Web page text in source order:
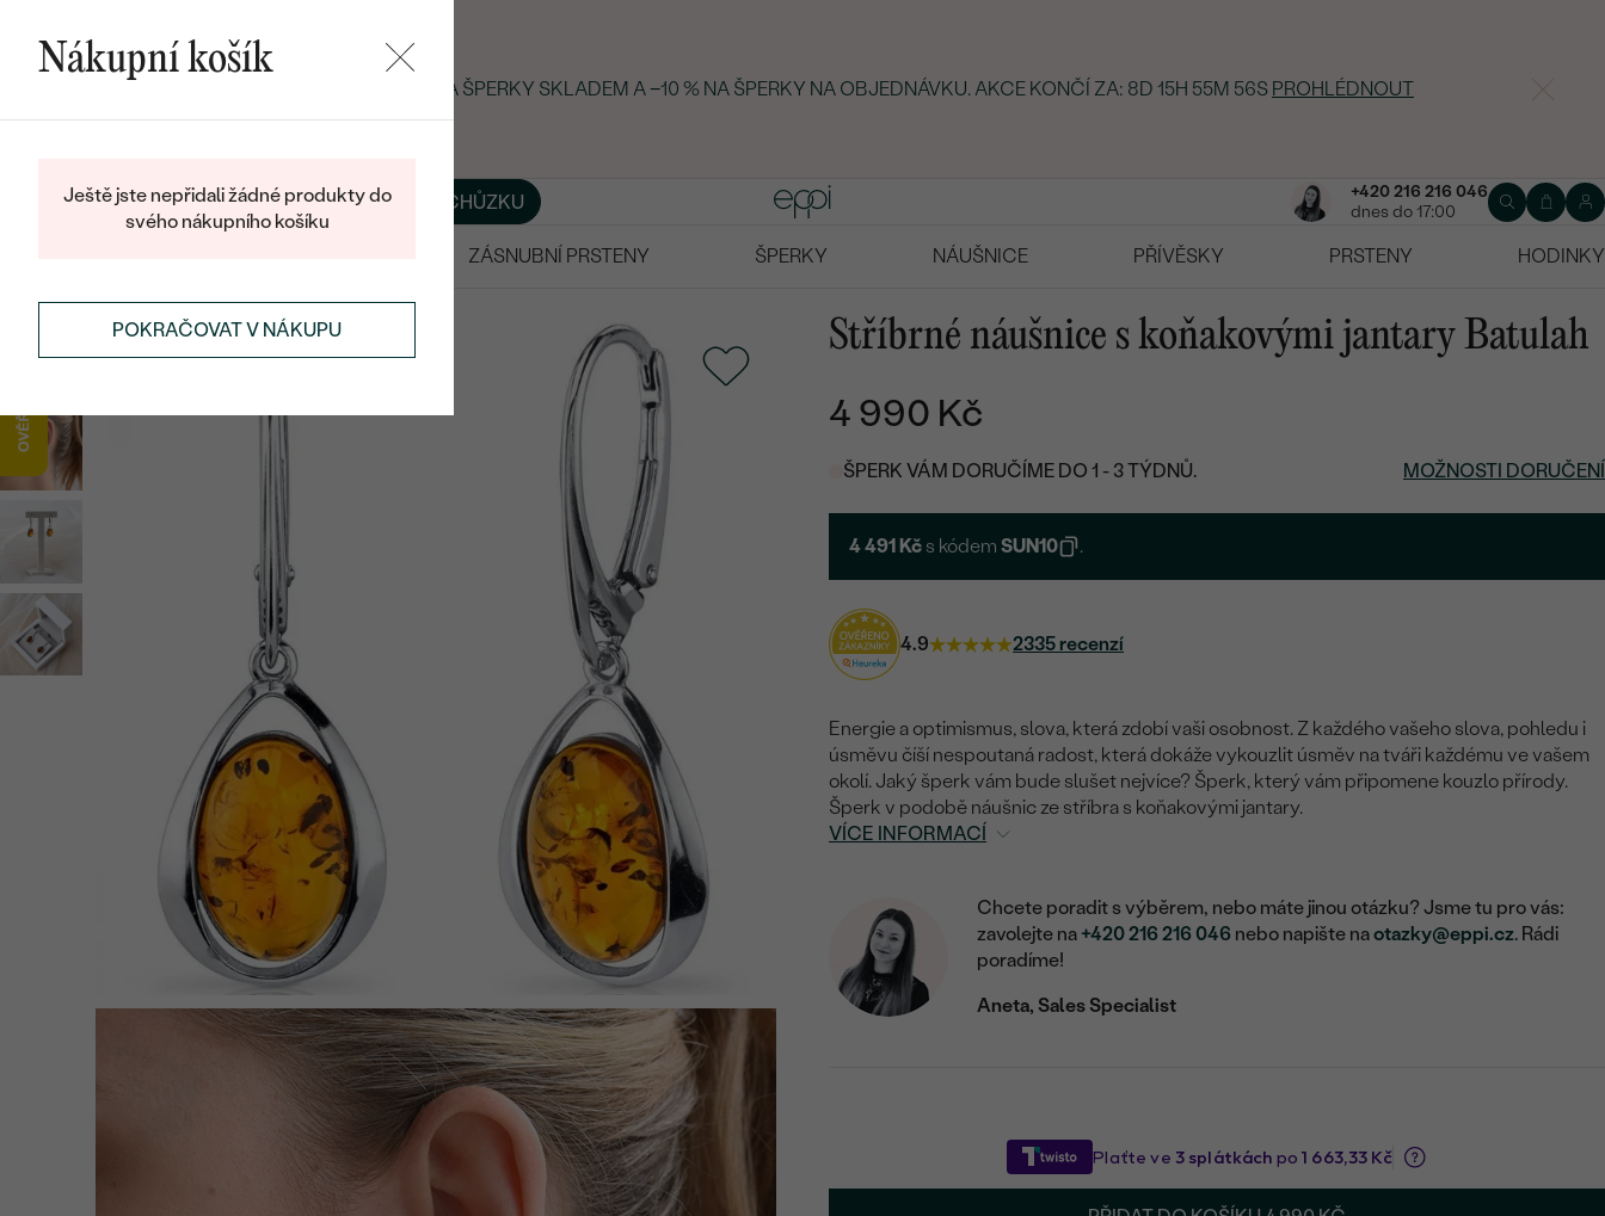
LETNÍ BLACK FRIDAY: −25 % NA ŠPERKY SKLADEM A −10 % NA ŠPERKY NA OBJEDNÁVKU. AKCE KONČÍ ZA: 8D 15H 55M 55S PROHLÉDNOUT
BLOGŠPERKY NA MÍRU DOMLUVIT SI SCHŮZKU
+420 216 216 046
dnes do 17:00
ZÁSNUBNÍ PRSTENY ŠPERKY NÁUŠNICE PŘÍVĚSKY PRSTENY
HODINKY
NÁUŠNICEVISACÍ NÁUŠNICE
Stříbrné náušnice s koňakovými jantary Batulah
4 990 Kč
ŠPERK VÁM DORUČÍME DO 1 - 3 TÝDNŮ. MOŽNOSTI DORUČENÍ
4 491 Kč s kódemSUN10 .
4.9 2335 recenzí
Energie a optimismus, slova, která zdobí vaši osobnost. Z každého vašeho slova, pohledu i
úsměvu číší nespoutaná radost, která dokáže vykouzlit úsměv na tváři každému ve vašem
okolí. Jaký šperk vám bude slušet nejvíce? Šperk, který vám připomene kouzlo přírody.
Šperk v podobě náušnic ze stříbra s koňakovými jantary.
VÍCE INFORMACÍ
Chcete poradit s výběrem, nebo máte jinou otázku? Jsme tu pro vás:
zavolejte na +420 216 216 046 nebo napište naotazky@eppi.cz. Rádi
poradíme!
Aneta, Sales Specialist
Nákupní košík
Ještě jste nepřidali žádné produkty do
svého nákupního košíku
POKRAČOVAT V NÁKUPU